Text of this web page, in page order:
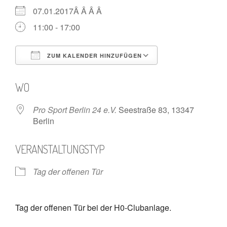
07.01.2017Â Â Â Â
11:00 - 17:00
ZUM KALENDER HINZUFÜGEN
WO
Pro Sport Berlin 24 e.V. Seestraße 83, 13347
Berlin
VERANSTALTUNGSTYP
Tag der offenen Tür
Tag der offenen Tür bei der H0-Clubanlage.